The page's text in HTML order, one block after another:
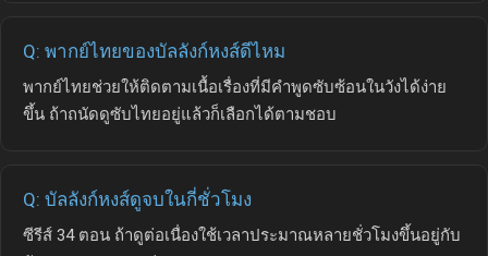
Q: พากย์ไทยของบัลลังก์หงส์ดีไหม
พากย์ไทยช่วยให้ติดตามเนื้อเรื่องที่มีคำพูดซับซ้อนในวังได้ง่าย
ขึ้น ถ้าถนัดดูซับไทยอยู่แล้วก็เลือกได้ตามชอบ
Q: บัลลังก์หงส์ดูจบในกี่ชั่วโมง
ซีรีส์ 34 ตอน ถ้าดูต่อเนื่องใช้เวลาประมาณหลายชั่วโมงขึ้นอยู่กับ